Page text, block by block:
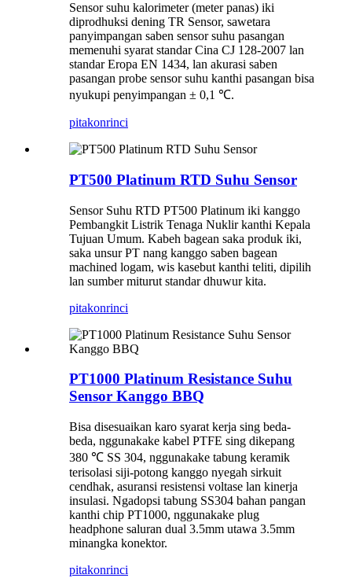
Sensor suhu kalorimeter (meter panas) iki
diprodhuksi dening TR Sensor, sawetara
panyimpangan saben sensor suhu pasangan
memenuhi syarat standar Cina CJ 128-2007 lan
standar Eropa EN 1434, lan akurasi saben
pasangan probe sensor suhu kanthi pasangan bisa
nyukupi penyimpangan ± 0,1 ℃.
pitakonrinci
PT500 Platinum RTD Suhu Sensor
Sensor Suhu RTD PT500 Platinum iki kanggo
Pembangkit Listrik Tenaga Nuklir kanthi Kepala
Tujuan Umum. Kabeh bagean saka produk iki,
saka unsur PT nang kanggo saben bagean
machined logam, wis kasebut kanthi teliti, dipilih
lan sumber miturut standar dhuwur kita.
pitakonrinci
PT1000 Platinum Resistance Suhu
Sensor Kanggo BBQ
Bisa disesuaikan karo syarat kerja sing beda-
beda, nggunakake kabel PTFE sing dikepang
380 ℃ SS 304, nggunakake tabung keramik
terisolasi siji-potong kanggo nyegah sirkuit
cendhak, asuransi resistensi voltase lan kinerja
insulasi. Ngadopsi tabung SS304 bahan pangan
kanthi chip PT1000, nggunakake plug
headphone saluran dual 3.5mm utawa 3.5mm
minangka konektor.
pitakonrinci